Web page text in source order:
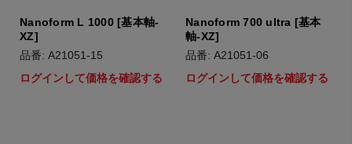
Nanoform L 1000 [基本軸-
XZ]
品番: A21051-15
ログインして価格を確認する
Nanoform 700 ultra [基本
軸-XZ]
品番: A21051-06
ログインして価格を確認する